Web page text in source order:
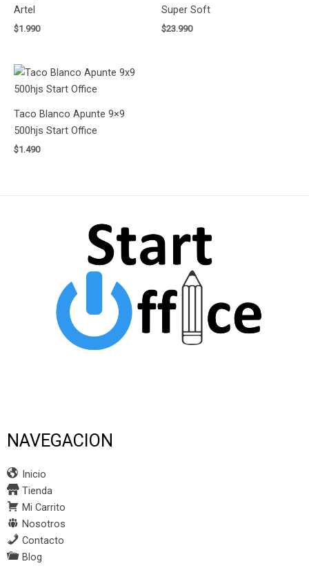
Artel
$1.990
Super Soft
$23.990
Taco Blanco Apunte 9×9
500hjs Start Office
$1.490
NAVEGACION
Inicio
Tienda
Mi Carrito
Nosotros
Contacto
Blog